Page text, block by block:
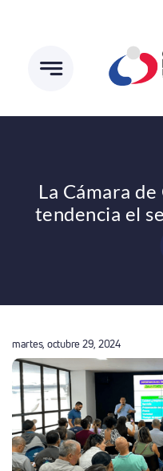
contenido
La Cámara
tendencia el
martes, octubre 29, 2024